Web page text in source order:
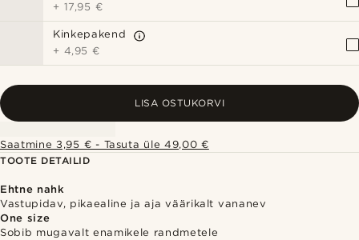
+ 17,95 €
Kinkepakend
+ 4,95 €
LISA OSTUKORVI
Saatmine 3,95 € - Tasuta üle 49,00 €
TOOTE DETAILID
Ehtne nahk
Vastupidav, pikaealine ja aja väärikalt vananev
One size
Sobib mugavalt enamikele randmetele